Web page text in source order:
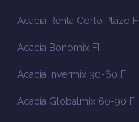
Acacia Renta Corto Plazo FI
Acacia Bonomix FI
Acacia Invermix 30-60 FI
Acacia Globalmix 60-90 FI